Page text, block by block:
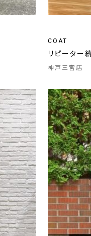
COAT
リピーター
神戸三宮店